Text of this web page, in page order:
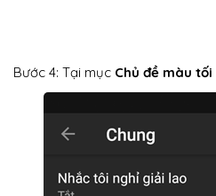
Bước 4: Tại mục Chủ đề màu tối